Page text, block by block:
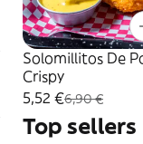
Solomillitos De
Crispy
5,52 €6,90 €
Top sellers